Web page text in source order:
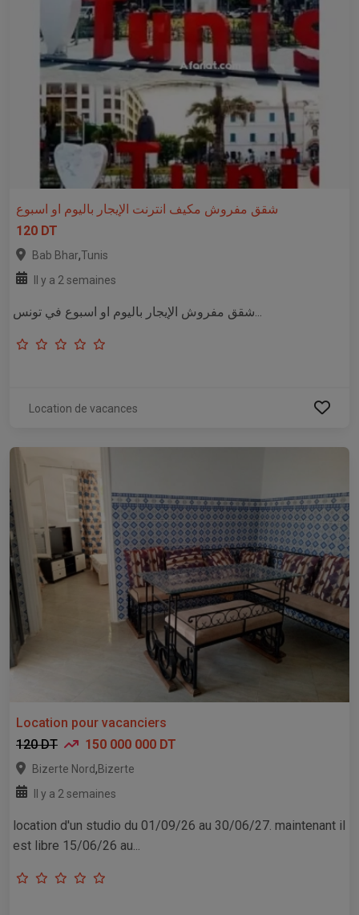
شقق مفروش مكيف انترنت الإيجار باليوم او اسبوع
120 DT
Bab Bhar,Tunis
Il y a 2 semaines
شقق مفروش الإيجار باليوم او اسبوع في تونس...
Location de vacances
Location pour vacanciers
120 DT
150 000 000 DT
Bizerte Nord,Bizerte
Il y a 2 semaines
location d'un studio du 01/09/26 au 30/06/27. maintenant il
est libre 15/06/26 au...